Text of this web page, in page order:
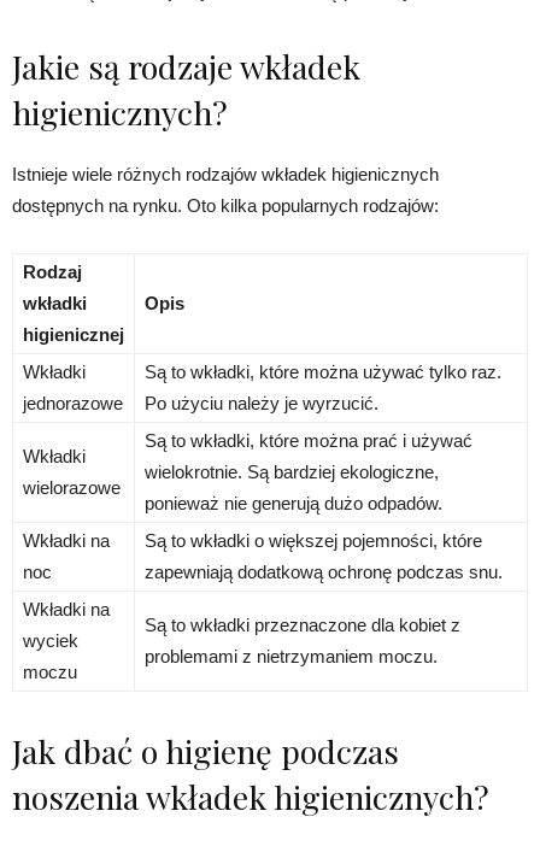
Jakie są rodzaje wkładek
higienicznych?
Istnieje wiele różnych rodzajów wkładek higienicznych
dostępnych na rynku. Oto kilka popularnych rodzajów:
Rodzaj
wkładki
higienicznej
Opis
Wkładki
jednorazowe
Są to wkładki, które można używać tylko raz.
Po użyciu należy je wyrzucić.
Wkładki
wielorazowe
Są to wkładki, które można prać i używać
wielokrotnie. Są bardziej ekologiczne,
ponieważ nie generują dużo odpadów.
Wkładki na
noc
Są to wkładki o większej pojemności, które
zapewniają dodatkową ochronę podczas snu.
Wkładki na
wyciek
moczu
Są to wkładki przeznaczone dla kobiet z
problemami z nietrzymaniem moczu.
Jak dbać o higienę podczas
noszenia wkładek higienicznych?